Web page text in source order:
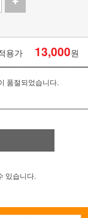
용가 13,000원
품절되었습니다.
있습니다.